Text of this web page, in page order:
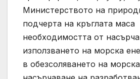
Министерството на
подчерта на кръглата маса
необходимостта от
използването на морска
в обезсоляването на